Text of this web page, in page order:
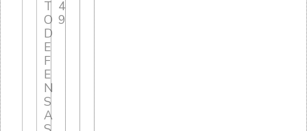
T
O
D
E
F
E
N
S
A
4
9